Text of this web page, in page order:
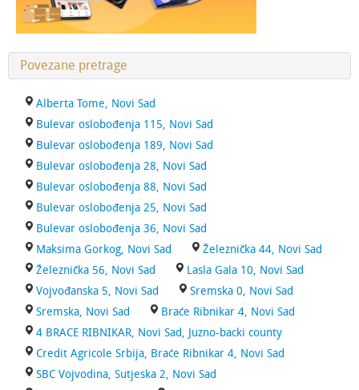
Povezane pretrage
Alberta Tome, Novi Sad
Bulevar oslobođenja 115, Novi Sad
Bulevar oslobođenja 189, Novi Sad
Bulevar oslobođenja 28, Novi Sad
Bulevar oslobođenja 88, Novi Sad
Bulevar oslobođenja 25, Novi Sad
Bulevar oslobođenja 36, Novi Sad
Maksima Gorkog, Novi Sad
Železnička 44, Novi Sad
Železnička 56, Novi Sad
Lasla Gala 10, Novi Sad
Vojvođanska 5, Novi Sad
Sremska 0, Novi Sad
Sremska, Novi Sad
Braće Ribnikar 4, Novi Sad
4 BRACE RIBNIKAR, Novi Sad, Juzno-backi county
Credit Agricole Srbija, Braće Ribnikar 4, Novi Sad
SBC Vojvodina, Sutjeska 2, Novi Sad